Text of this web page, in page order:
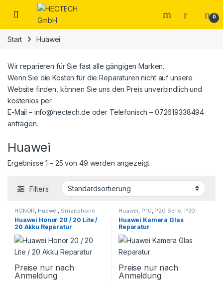
Open 0
Start Huawei
Wir reparieren für Sie fast alle gängigen Marken.
Wenn Sie die Kosten für die Reparaturen nicht auf unsere
Website finden, können Sie uns den Preis unverbindlich und
kostenlos per
E-Mail – info@hectech.de oder Telefonisch – 072619338494
anfragen.
Huawei
Ergebnisse 1 – 25 von 49 werden angezeigt
Filters
HONOR, Huawei, Smartphone
Reparatur
Huawei Honor 20 / 20 Lite /
20 Akku Reparatur
Preise nur nach
Anmeldung
Huawei, P10, P20 Serie, P30
Serie P40 Serie Smartphone
Reparatur
Huawei Kamera Glas
Reparatur
Preise nur nach
Anmeldung